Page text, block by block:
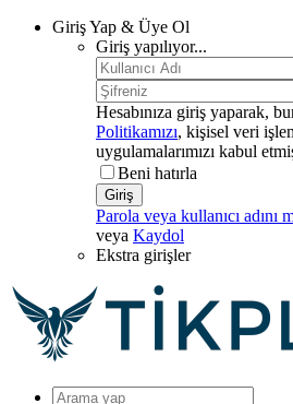
Giriş Yap & Üye Ol
Giriş yapılıyor...
Hesabınıza giriş yaparak,
Politikamızı, kişisel veri
uygulamalarımızı kabul
Beni hatırla
Giriş
Parola veya kullanıcı adını
veya Kaydol
Ekstra girişler